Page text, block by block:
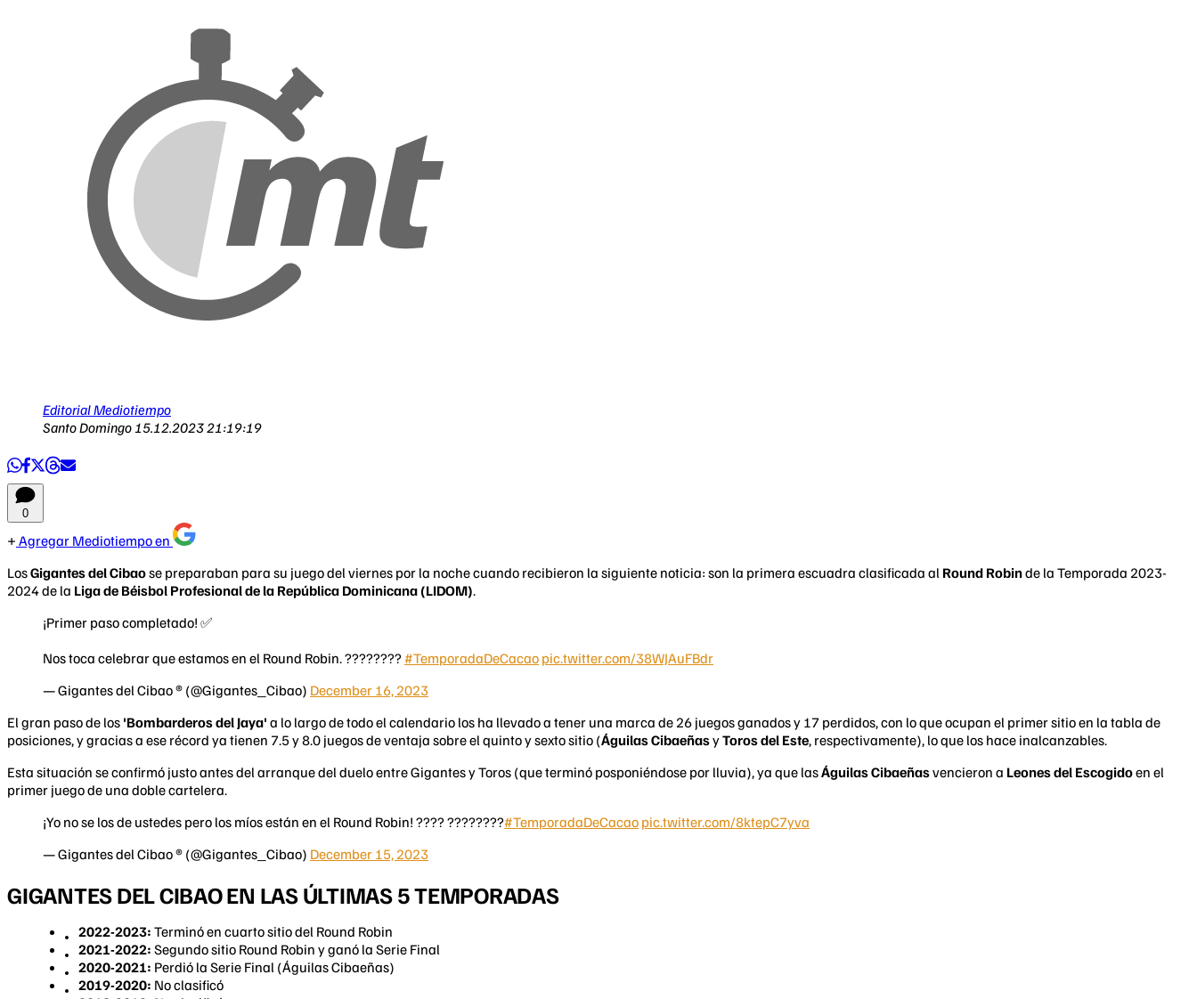
Editorial Mediotiempo
Santo Domingo 15.12.2023 21:19:19
0
Agregar Mediotiempo en
LosGigantes del Cibaose preparaban para su juego del viernes por la noche cuando recibieron la siguiente noticia: son la primera escuadra clasificada al Round Robinde la Temporada 2023-
2024 de la Liga de Béisbol Profesional de la República Dominicana (LIDOM).
¡Primer paso completado! ✅
Nos toca celebrar que estamos en el Round Robin. ???????? #TemporadaDeCacao pic.twitter.com/38WJAuFBdr
— Gigantes del Cibao ® (@Gigantes_Cibao) December 16, 2023
El gran paso de los 'Bombarderos del Jaya' a lo largo de todo el calendario los ha llevado a tener una marca de 26 juegos ganados y 17 perdidos, con lo que ocupan el primer sitio en la tabla de
posiciones, y gracias a ese récord ya tienen 7.5 y 8.0 juegos de ventaja sobre el quinto y sexto sitio (Águilas CibaeñasyToros del Este, respectivamente), lo que los hace inalcanzables.
Esta situación se confirmó justo antes del arranque del duelo entre Gigantes y Toros (que terminó posponiéndose por lluvia), ya que lasÁguilas Cibaeñasvencieron a Leones del Escogidoen el
primer juego de una doble cartelera.
¡Yo no se los de ustedes pero los míos están en el Round Robin! ???? ????????#TemporadaDeCacao pic.twitter.com/8ktepC7yva
— Gigantes del Cibao ® (@Gigantes_Cibao) December 15, 2023
GIGANTES DEL CIBAO EN LAS ÚLTIMAS 5 TEMPORADAS
2022-2023: Terminó en cuarto sitio del Round Robin
2021-2022: Segundo sitio Round Robin y ganó la Serie Final
2020-2021: Perdió la Serie Final (Águilas Cibaeñas)
2019-2020: No clasificó